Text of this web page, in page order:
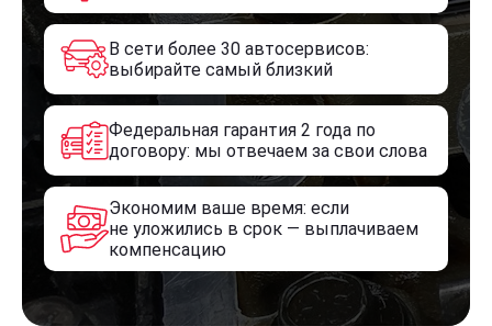
В сети более 30 автосервисов:
выбирайте самый близкий
Федеральная гарантия 2 года по
договору: мы отвечаем за свои слова
Экономим ваше время: если
не уложились в срок — выплачиваем
компенсацию